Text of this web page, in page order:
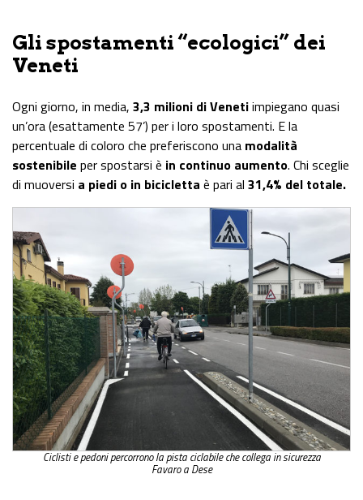
Gli spostamenti “ecologici” dei
Veneti
Ogni giorno, in media, 3,3 milioni di Venetiimpiegano quasi
un’ora (esattamente 57’) per i loro spostamenti. E la
percentuale di coloro che preferiscono una modalità
sostenibile per spostarsi è in continuo aumento. Chi sceglie
di muoversi a piedi o in bicicletta è pari al 31,4% del totale.
Ciclisti e pedoni percorrono la pista ciclabile che collega in sicurezza
Favaro a Dese